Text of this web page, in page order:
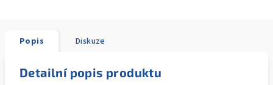
Popis Diskuze
Detailní popis produktu